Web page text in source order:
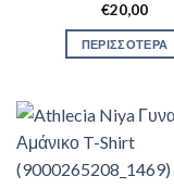
€20,00
ΠΕΡΙΣΣΟΤΕΡΑ